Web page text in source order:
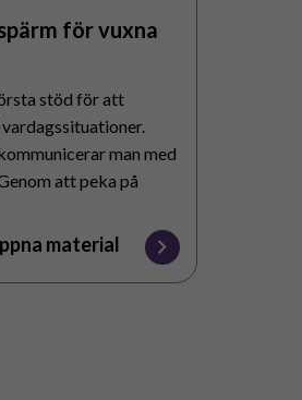
för vuxna
stöd för att
man med
att peka på
material